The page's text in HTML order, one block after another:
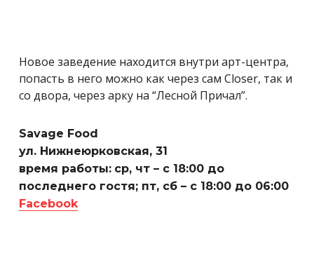
Новое заведение находится внутри арт-центра,
попасть в него можно как через сам Closer, так и
со двора, через арку на “Лесной Причал”.
Savage Food
ул. Нижнеюрковская, 31
время работы: ср, чт – с 18:00 до
последнего гостя; пт, сб – с 18:00 до 06:00
Facebook